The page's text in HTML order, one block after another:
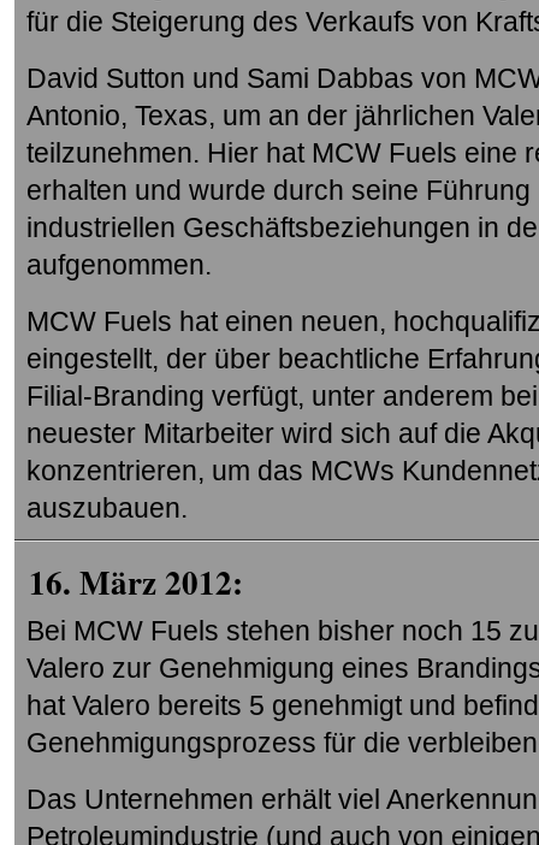
für die Steigerung des Verkaufs von
David Sutton und Sami Dabbas von
Antonio, Texas, um an der jährlichen
teilzunehmen. Hier hat MCW Fuels eine
erhalten und wurde durch seine
industriellen Geschäftsbeziehungen in
aufgenommen.
MCW Fuels hat einen neuen,
eingestellt, der über beachtliche
Filial-Branding verfügt, unter anderem
neuester Mitarbeiter wird sich auf die
konzentrieren, um das MCWs
auszubauen.
16. März 2012:
Bei MCW Fuels stehen bisher noch 15
Valero zur Genehmigung eines
hat Valero bereits 5 genehmigt und
Genehmigungsprozess für die
Das Unternehmen erhält viel
Petroleumindustrie (und auch von